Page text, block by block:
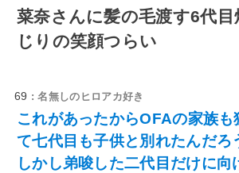
菜奈さんに髪の毛渡す6代目
じりの笑顔つらい
69 : 名無しのヒロアカ好き
これがあったからOFAの家族も
て七代目も子供と別れたんだろ
しかし弟唆した二代目だけに向